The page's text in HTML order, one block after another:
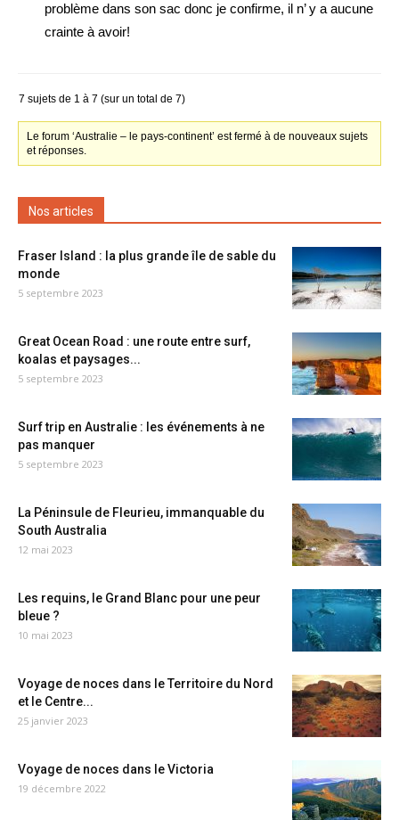
problème dans son sac donc je confirme, il n’ y a aucune
crainte à avoir!
7 sujets de 1 à 7 (sur un total de 7)
Le forum ‘Australie – le pays-continent’ est fermé à de nouveaux sujets
et réponses.
Nos articles
Fraser Island : la plus grande île de sable du
monde
5 septembre 2023
Great Ocean Road : une route entre surf,
koalas et paysages...
5 septembre 2023
Surf trip en Australie : les événements à ne
pas manquer
5 septembre 2023
La Péninsule de Fleurieu, immanquable du
South Australia
12 mai 2023
Les requins, le Grand Blanc pour une peur
bleue ?
10 mai 2023
Voyage de noces dans le Territoire du Nord
et le Centre...
25 janvier 2023
Voyage de noces dans le Victoria
19 décembre 2022